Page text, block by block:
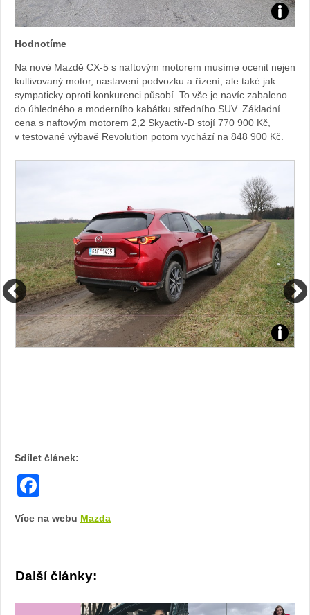
Foto:
Hodnotíme
Na nové Mazdě CX-5 s naftovým motorem musíme ocenit nejen
kultivovaný motor, nastavení podvozku a řízení, ale také jak
sympaticky oproti konkurenci působí. To vše je navíc zabaleno
do úhledného a moderního kabátku středního SUV. Základní
cena s naftovým motorem 2,2 Skyactiv-D stojí 770 900 Kč,
v testované výbavě Revolution potom vychází na 848 900 Kč.
Foto:
Sdílet článek:
Více na webu Mazda
Další články: